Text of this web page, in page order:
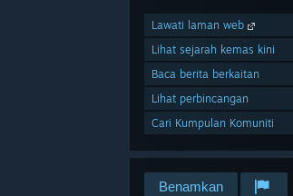
Lawati laman web
Lihat sejarah kemas kini
Baca berita berkaitan
Lihat perbincangan
Cari Kumpulan Komuniti
Benamkan